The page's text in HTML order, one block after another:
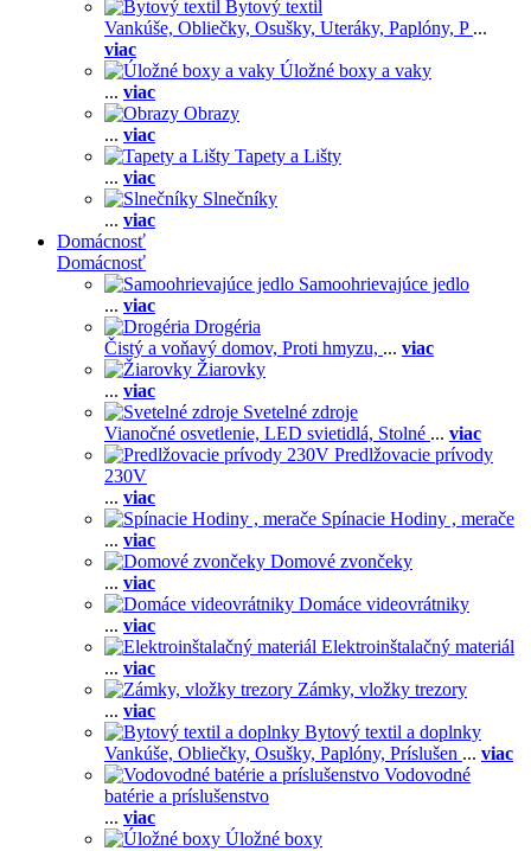
Bytový textil
Vankúše, Obliečky, Osušky, Uteráky, Paplóny, P ...
viac
Úložné boxy a vaky
... viac
Obrazy
... viac
Tapety a Lišty
... viac
Slnečníky
... viac
Domácnosť
Domácnosť
Samoohrievajúce jedlo
... viac
Drogéria
Čistý a voňavý domov, Proti hmyzu, ... viac
Žiarovky
... viac
Svetelné zdroje
Vianočné osvetlenie, LED svietidlá, Stolné ... viac
Predlžovacie prívody
230V
... viac
Spínacie Hodiny , merače
... viac
Domové zvončeky
... viac
Domáce videovrátniky
... viac
Elektroinštalačný materiál
... viac
Zámky, vložky trezory
... viac
Bytový textil a doplnky
Vankúše, Obliečky, Osušky, Paplóny, Príslušen ... viac
Vodovodné
batérie a príslušenstvo
... viac
Úložné boxy